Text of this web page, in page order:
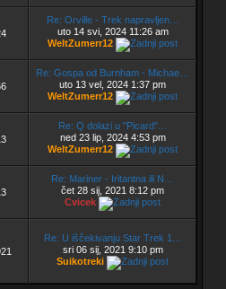
Re: Orville - Trek napravljen…
uto 14 svi, 2024 11:26 am
WeltZumerr12
Re: Gospa od Burnham - Michae…
uto 13 vel, 2024 1:37 pm
WeltZumerr12
Re: Q dolazi u "Picard"…
ned 23 lip, 2024 4:53 pm
WeltZumerr12
Re: Mariner - Iritantna ili N…
čet 28 sij, 2021 8:12 pm
Cvicek
Re: U iščekivanju Star Trek 1…
sri 06 sij, 2021 9:10 pm
Suikotreki